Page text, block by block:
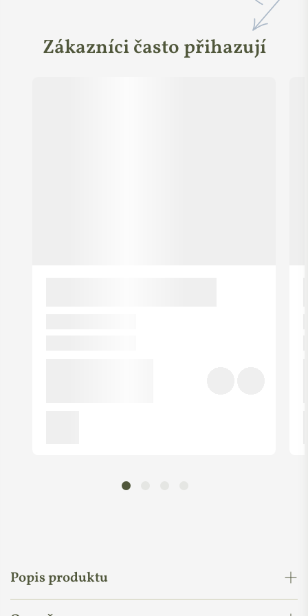
Zákazníci často přihazují
Popis produktu